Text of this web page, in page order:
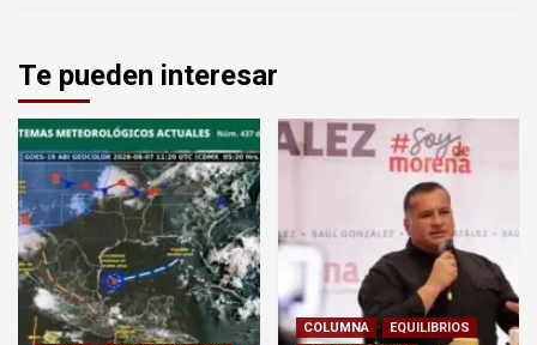
Te pueden interesar
COLUMNA
EQUILIBRIOS